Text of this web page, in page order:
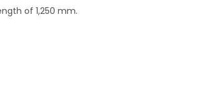
of 1,250 mm.